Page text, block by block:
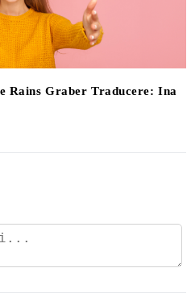
Rains Graber Traducere: Ina